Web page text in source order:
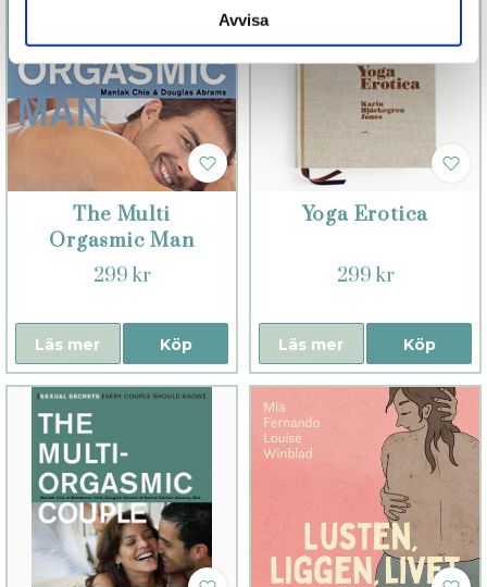
Avvisa
The Multi
Orgasmic Man
299 kr
Köp
Läs mer
Yoga Erotica
299 kr
Köp
Läs mer